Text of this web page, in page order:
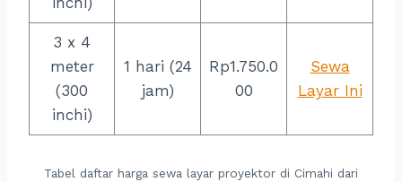
3 x 4
meter
(300
inchi)
1 hari (24
jam)
Rp1.750.0
00
Sewa
Layar Ini
Tabel daftar harga sewa layar proyektor di Cimahi dari